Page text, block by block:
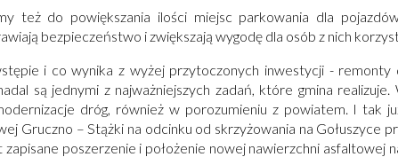
też do powiększania ilości miejsc parkowania dla
bezpieczeństwo i zwiększają wygodę dla osób z nich
i co wynika z wyżej przytoczonych inwestycji -
są jednymi z najważniejszych zadań, które gmina
dróg, również w porozumieniu z powiatem. I tak
Gruczno – Stążki na odcinku od skrzyżowania na Gołuszyce
poszerzenie i położenie nowej nawierzchni asfaltowej